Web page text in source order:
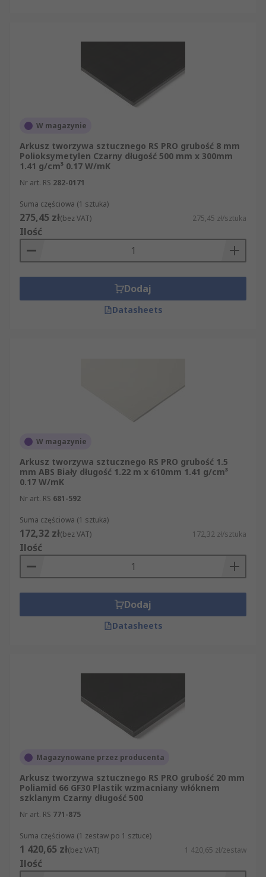
W magazynie
Arkusz tworzywa sztucznego RS PRO grubość 8 mm
Polioksymetylen Czarny długość 500 mm x 300mm
1.41 g/cm³ 0.17 W/mK
Nr art. RS 282-0171
Suma częściowa (1 sztuka)
275,45 zł(bez VAT) 275,45 zł/sztuka
Ilość
Dodaj
Datasheets
W magazynie
Arkusz tworzywa sztucznego RS PRO grubość 1.5
mm ABS Biały długość 1.22 m x 610mm 1.41 g/cm³
0.17 W/mK
Nr art. RS 681-592
Suma częściowa (1 sztuka)
172,32 zł(bez VAT) 172,32 zł/sztuka
Ilość
Dodaj
Datasheets
Magazynowane przez producenta
Arkusz tworzywa sztucznego RS PRO grubość 20 mm
Poliamid 66 GF30 Plastik wzmacniany włóknem
szklanym Czarny długość 500
Nr art. RS 771-875
Suma częściowa (1 zestaw po 1 sztuce)
1 420,65 zł(bez VAT) 1 420,65 zł/zestaw
Ilość